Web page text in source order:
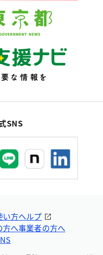
SNS
い方ヘルプ
方へ事業者の方へ